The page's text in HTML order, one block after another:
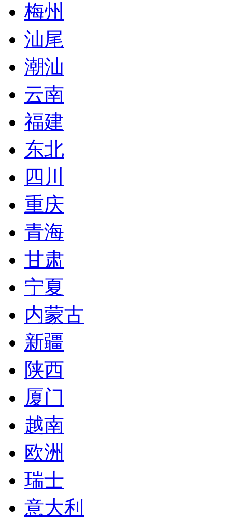
梅州
汕尾
潮汕
云南
福建
东北
四川
重庆
青海
甘肃
宁夏
内蒙古
新疆
陕西
厦门
越南
欧洲
瑞士
意大利